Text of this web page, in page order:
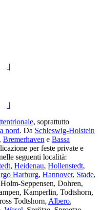
|
|
, soprattutto
nord. Da Schleswig-Holstein
, Bremerhaven e Bassa
per feste private e
seguenti località:
, Heidenau, Hollenstedt,
Harburg, Hannover, Stade,
Seppensen, Dohren,
Kamperlin, Todtshorn,
Todtshorn, Albero,